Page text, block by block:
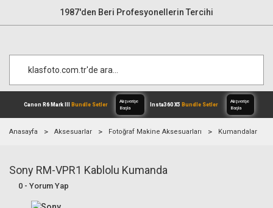
1987'den Beri Profesyonellerin Tercihi
Canon R6 Mark III Bundle Setler
Anasayfa Aksesuarlar Fotoğraf Makine Aksesuarları Kumandalar
Sony RM-VPR1 Kablolu Kumanda
0 - Yorum Yap